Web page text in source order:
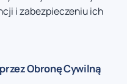
i zabezpieczeniu ich
Obronę Cywilną